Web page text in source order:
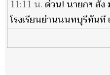
11:11 น. ด่วน! นายกฯ สั่ง
โรงเรียนย่านนนทบุรีทัน